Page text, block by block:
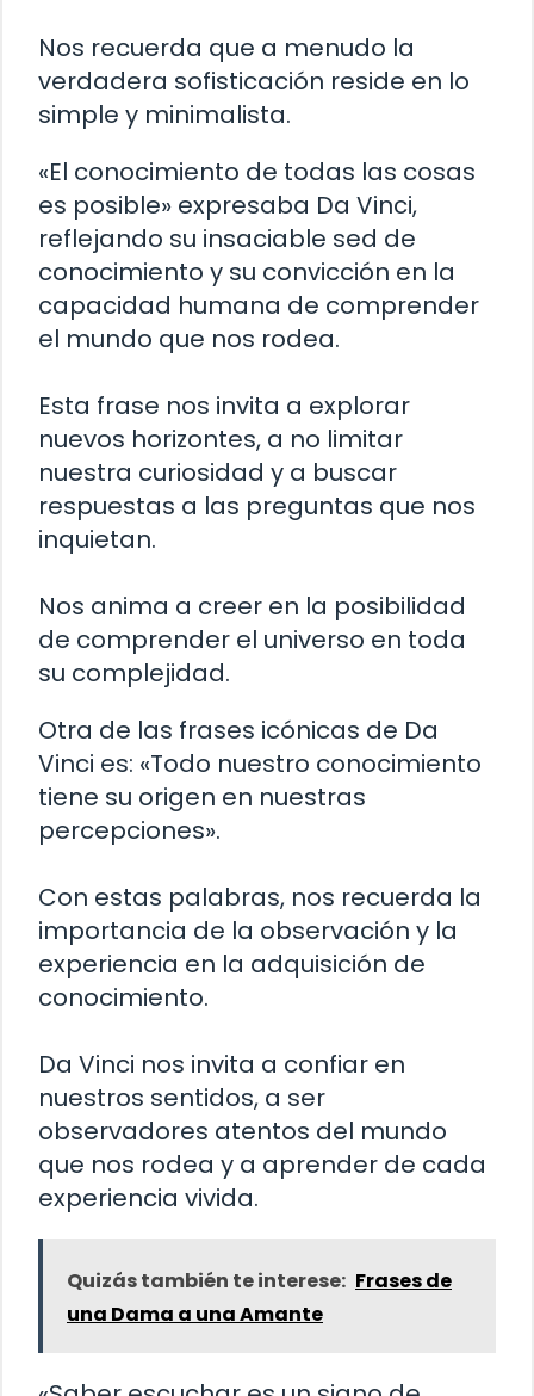
Nos recuerda que a menudo la
verdadera sofisticación reside en lo
simple y minimalista.
«El conocimiento de todas las cosas
es posible» expresaba Da Vinci,
reflejando su insaciable sed de
conocimiento y su convicción en la
capacidad humana de comprender
el mundo que nos rodea.
Esta frase nos invita a explorar
nuevos horizontes, a no limitar
nuestra curiosidad y a buscar
respuestas a las preguntas que nos
inquietan.
Nos anima a creer en la posibilidad
de comprender el universo en toda
su complejidad.
Otra de las frases icónicas de Da
Vinci es: «Todo nuestro conocimiento
tiene su origen en nuestras
percepciones».
Con estas palabras, nos recuerda la
importancia de la observación y la
experiencia en la adquisición de
conocimiento.
Da Vinci nos invita a confiar en
nuestros sentidos, a ser
observadores atentos del mundo
que nos rodea y a aprender de cada
experiencia vivida.
Quizás también te interese: Frases de
una Dama a una Amante